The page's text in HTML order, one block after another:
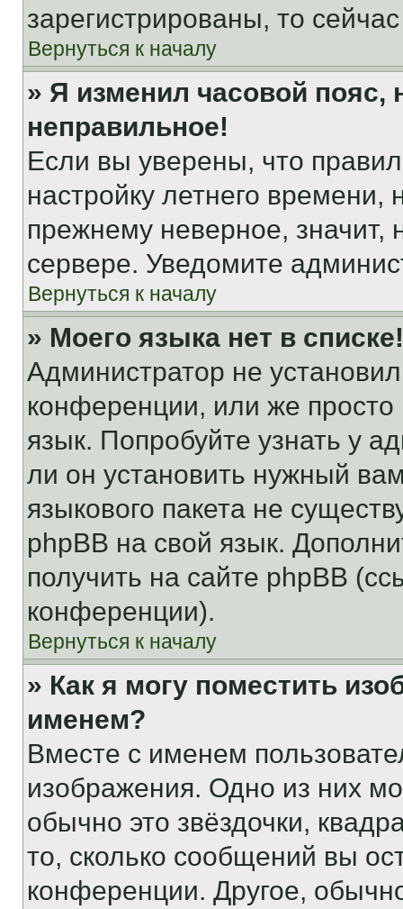
зарегистрированы, то
Вернуться к началу
» Я изменил часовой пояс,
неправильное!
Если вы уверены, что
настройку летнего
прежнему неверное, значит,
сервере. Уведомите
Вернуться к началу
» Моего языка нет в списке!
Администратор не
конференции, или же
язык. Попробуйте узнать у
ли он установить нужный
языкового пакета не
phpBB на свой язык.
получить на сайте phpBB
конференции).
Вернуться к началу
» Как я могу поместить
именем?
Вместе с именем
изображения. Одно из них
обычно это звёздочки,
то, сколько сообщений вы
конференции. Другое,